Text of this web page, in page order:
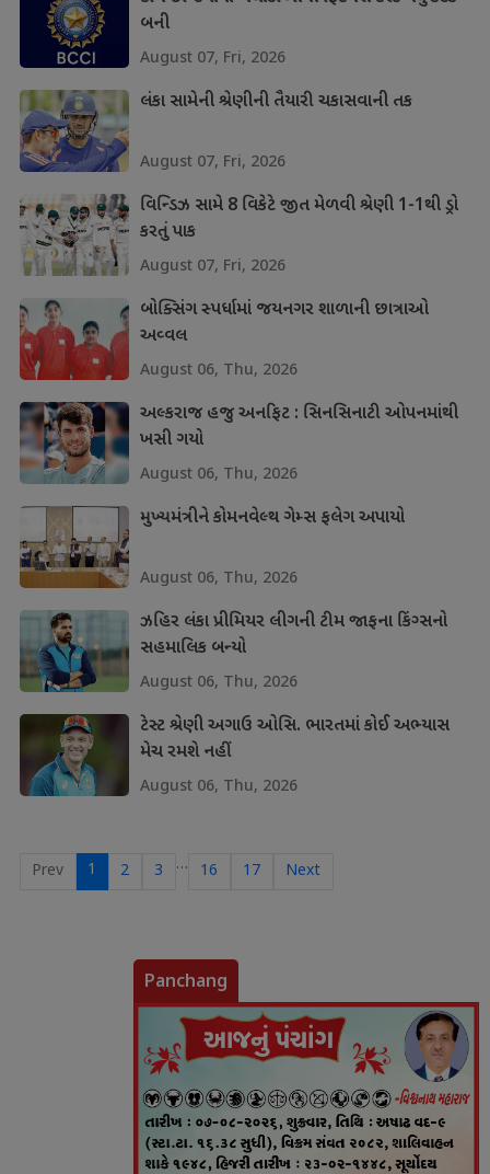
બની
August 07, Fri, 2026
લંકા સામેની શ્રેણીની તૈયારી ચકાસવાની તક
August 07, Fri, 2026
વિન્ડિઝ સામે 8 વિકેટે જીત મેળવી શ્રેણી 1-1થી ડ્રો
કરતું પાક
August 07, Fri, 2026
બોક્સિંગ સ્પર્ધામાં જયનગર શાળાની છાત્રાઓ
અવ્વલ
August 06, Thu, 2026
અલ્કરાજ હજુ અનફિટ : સિનસિનાટી ઓપનમાંથી
ખસી ગયો
August 06, Thu, 2026
મુખ્યમંત્રીને કોમનવેલ્થ ગેમ્સ ફલેગ અપાયો
August 06, Thu, 2026
ઝહિર લંકા પ્રીમિયર લીગની ટીમ જાફના કિંગ્સનો
સહમાલિક બન્યો
August 06, Thu, 2026
ટેસ્ટ શ્રેણી અગાઉ ઓસિ. ભારતમાં કોઈ અભ્યાસ
મેચ રમશે નહીં
August 06, Thu, 2026
Prev 1 2 3 … 16 17 Next
Panchang